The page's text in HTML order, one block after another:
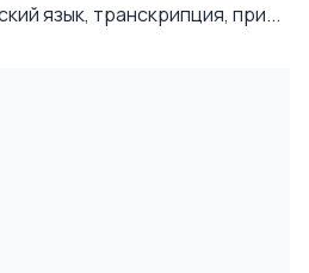
язык, транскрипция, при...